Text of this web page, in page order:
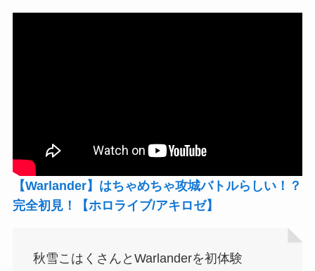
【Warlander】はちゃめちゃ攻城バトルらしい！？
完全初見！【ホロライブ/アキロゼ】
秋雪こはくさんとWarlanderを初体験